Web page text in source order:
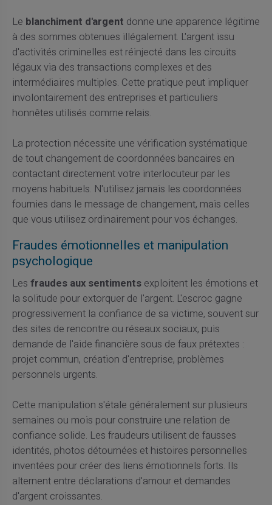
Le blanchiment d'argent donne une apparence légitime
à des sommes obtenues illégalement. L'argent issu
d'activités criminelles est réinjecté dans les circuits
légaux via des transactions complexes et des
intermédiaires multiples. Cette pratique peut impliquer
involontairement des entreprises et particuliers
honnêtes utilisés comme relais.
La protection nécessite une vérification systématique
de tout changement de coordonnées bancaires en
contactant directement votre interlocuteur par les
moyens habituels. N'utilisez jamais les coordonnées
fournies dans le message de changement, mais celles
que vous utilisez ordinairement pour vos échanges.
Fraudes émotionnelles et manipulation
psychologique
Les fraudes aux sentimentsexploitent les émotions et
la solitude pour extorquer de l'argent. L'escroc gagne
progressivement la confiance de sa victime, souvent sur
des sites de rencontre ou réseaux sociaux, puis
demande de l'aide financière sous de faux prétextes :
projet commun, création d'entreprise, problèmes
personnels urgents.
Cette manipulation s'étale généralement sur plusieurs
semaines ou mois pour construire une relation de
confiance solide. Les fraudeurs utilisent de fausses
identités, photos détournées et histoires personnelles
inventées pour créer des liens émotionnels forts. Ils
alternent entre déclarations d'amour et demandes
d'argent croissantes.